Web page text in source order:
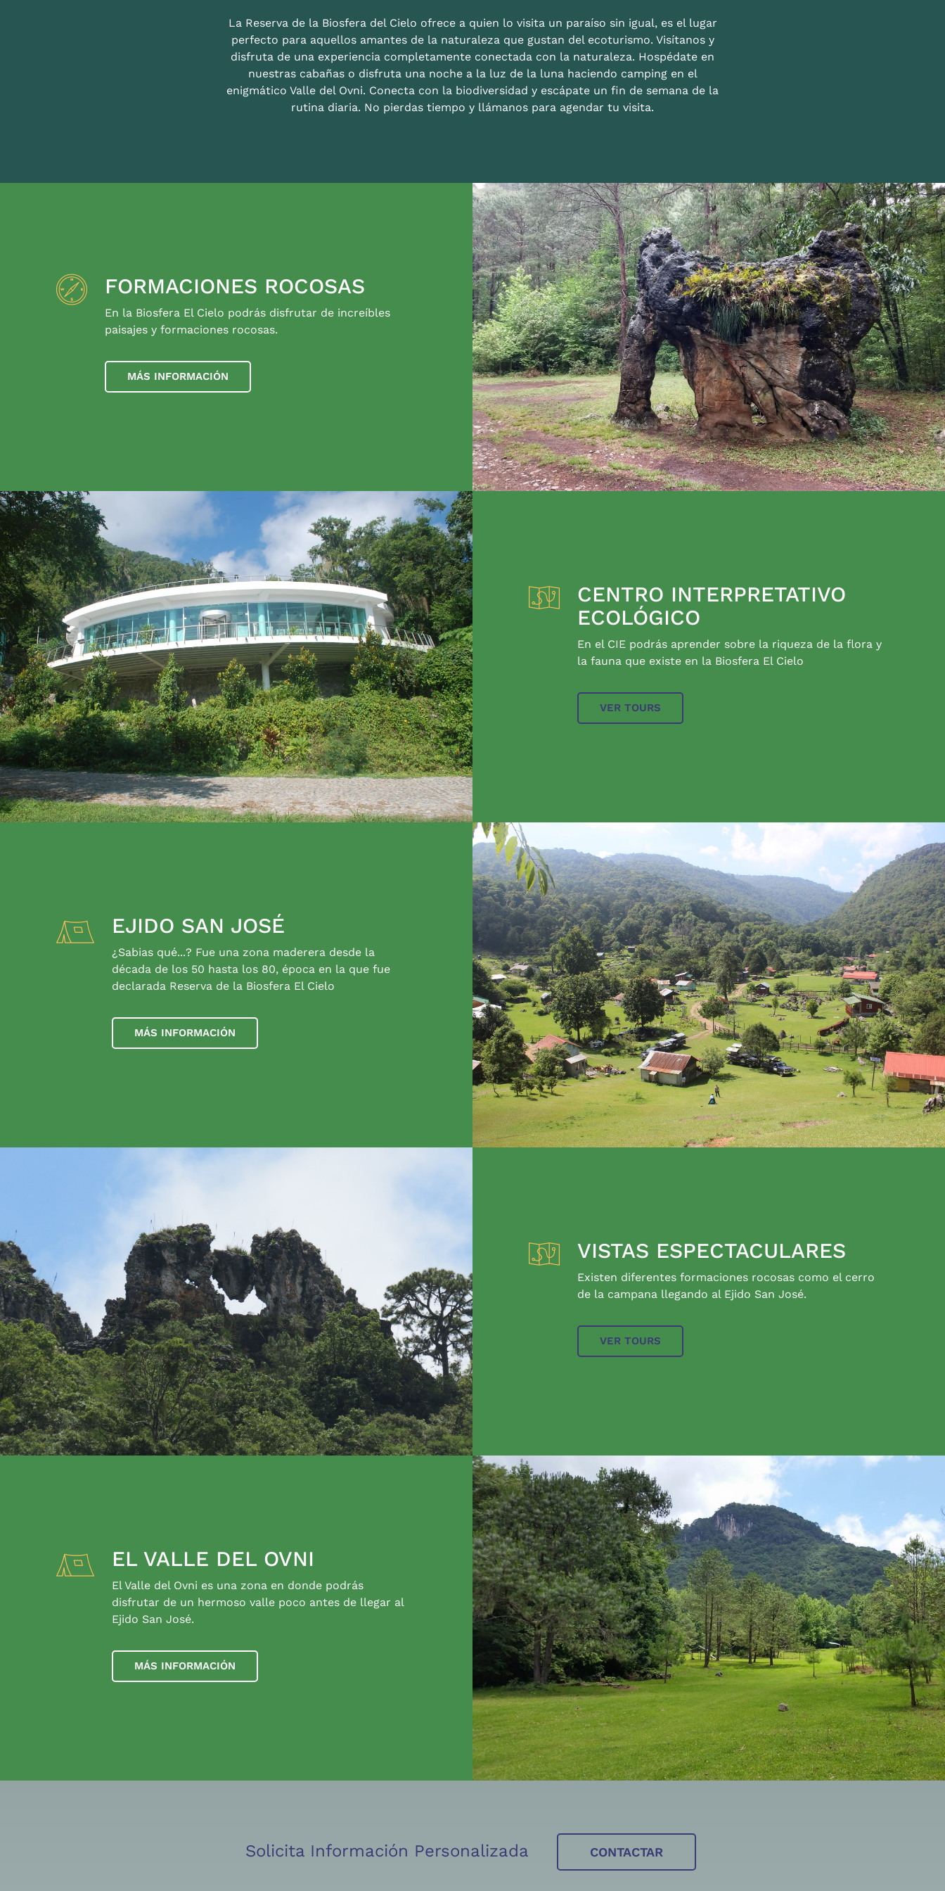
La Reserva de la Biosfera del Cielo ofrece a quien lo visita un paraíso sin igual, es el lugar
perfecto para aquellos amantes de la naturaleza que gustan del ecoturismo. Visítanos y
disfruta de una experiencia completamente conectada con la naturaleza. Hospédate en
nuestras cabañas o disfruta una noche a la luz de la luna haciendo camping en el
enigmático Valle del Ovni. Conecta con la biodiversidad y escápate un fin de semana de la
rutina diaria. No pierdas tiempo y llámanos para agendar tu visita.
FORMACIONES ROCOSAS
En la Biosfera El Cielo podrás disfrutar de increíbles
paisajes y formaciones rocosas.
MÁS INFORMACIÓN
CENTRO INTERPRETATIVO
ECOLÓGICO
En el CIE podrás aprender sobre la riqueza de la flora y
la fauna que existe en la Biosfera El Cielo
VER TOURS
EJIDO SAN JOSÉ
¿Sabias qué...? Fue una zona maderera desde la
década de los 50 hasta los 80, época en la que fue
declarada Reserva de la Biosfera El Cielo
MÁS INFORMACIÓN
VISTAS ESPECTACULARES
Existen diferentes formaciones rocosas como el cerro
de la campana llegando al Ejido San José.
VER TOURS
EL VALLE DEL OVNI
El Valle del Ovni es una zona en donde podrás
disfrutar de un hermoso valle poco antes de llegar al
Ejido San José.
MÁS INFORMACIÓN
Solicita Información Personalizada CONTACTAR